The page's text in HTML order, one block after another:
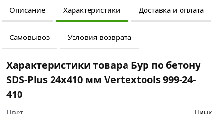
Описание Характеристики Доставка и оплата
Самовывоз Условия возврата
Характеристики товара Бур по бетону
SDS-Plus 24х410 мм Vertextools 999-24-
410